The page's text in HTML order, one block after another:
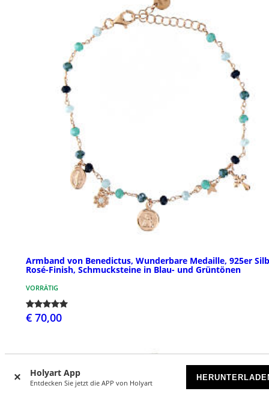
Holyart App
Entdecken Sie jetzt die APP von Holyart
Armband von Benedictus, Wunderbare Medaille, 925er
Rosé-Finish, Schmucksteine in Blau- und Grüntönen
VORRÄTIG
€ 70,00